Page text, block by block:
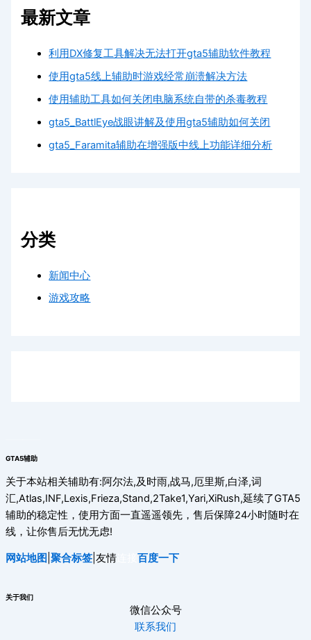
最新文章
利用DX修复工具解决无法打开gta5辅助软件教程
使用gta5线上辅助时游戏经常崩溃解决方法
使用辅助工具如何关闭电脑系统自带的杀毒教程
gta5_BattlEye战眼讲解及使用gta5辅助如何关闭
gta5_Faramita辅助在增强版中线上功能详细分析
分类
新闻中心
游戏攻略
GTA5辅助
关于本站相关辅助有:阿尔法,及时雨,战马,厄里斯,白泽,词
汇,Atlas,INF,Lexis,Frieza,Stand,2Take1,Yari,XiRush,延续了GTA5
辅助的稳定性，使用方面一直遥遥领先，售后保障24小时随时在
线，让你售后无忧无虑!
网站地图 聚合标签 |友情 百度一下
关于我们
微信公众号
联系我们